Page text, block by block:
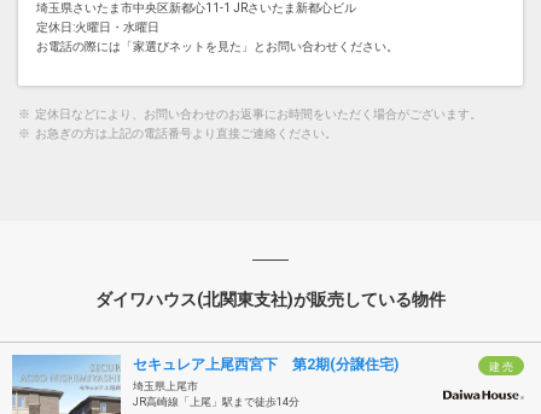
埼玉県さいたま市中央区新都心11-1 JRさいたま新都心ビル
定休日:火曜日・水曜日
お電話の際には「家選びネットを見た」とお問い合わせください。
※ 定休日などにより、お問い合わせのお返事にお時間をいただく場合がございます。
※ お急ぎの方は上記の電話番号より直接ご連絡ください。
ダイワハウス(北関東支社)が販売している物件
建 売
セキュレア上尾西宮下 第2期(分譲住宅)
埼玉県上尾市
JR高崎線「上尾」駅まで徒歩14分